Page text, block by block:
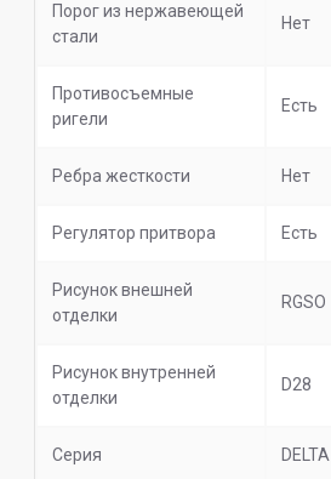
Порог из нержавеющей
стали
Нет
Противосъемные
ригели
Есть
Ребра жесткости Нет
Регулятор притвора Есть
Рисунок внешней
отделки
RGSO
Рисунок внутренней
отделки
D28
Серия DELTA